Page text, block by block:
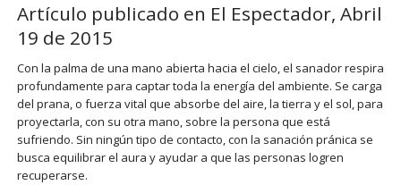
Artículo publicado en El Espectador, Abril
19 de 2015
Con la palma de una mano abierta hacia el cielo, el sanador respira
profundamente para captar toda la energía del ambiente. Se carga
del prana, o fuerza vital que absorbe del aire, la tierra y el sol, para
proyectarla, con su otra mano, sobre la persona que está
sufriendo. Sin ningún tipo de contacto, con la sanación pránica se
busca equilibrar el aura y ayudar a que las personas logren
recuperarse.